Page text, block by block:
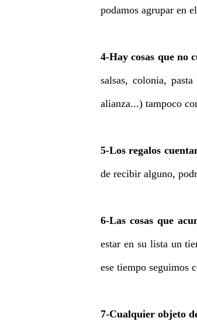
podamos agrupar en
4-Hay cosas que no
salsas, colonia,
alianza...) tampoco
5-Los regalos
de recibir alguno,
6-Las cosas que
estar en su lista un
ese tiempo seguimos
7-Cualquier objeto